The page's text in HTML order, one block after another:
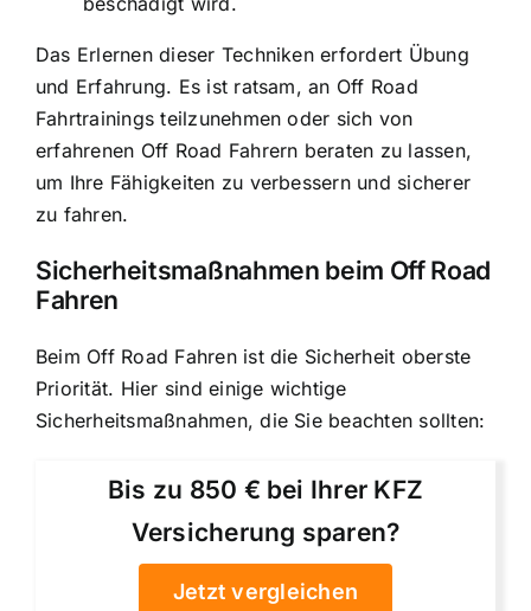
Das Erlernen dieser Techniken erfordert Übung
und Erfahrung. Es ist ratsam, an Off Road
Fahrtrainings teilzunehmen oder sich von
erfahrenen Off Road Fahrern beraten zu lassen,
um Ihre Fähigkeiten zu verbessern und sicherer
zu fahren.
Sicherheitsmaßnahmen beim Off Road
Fahren
Beim Off Road Fahren ist die Sicherheit oberste
Priorität. Hier sind einige wichtige
Sicherheitsmaßnahmen, die Sie beachten sollten:
Bis zu 850 € bei Ihrer KFZ
Versicherung sparen?
Jetzt vergleichen